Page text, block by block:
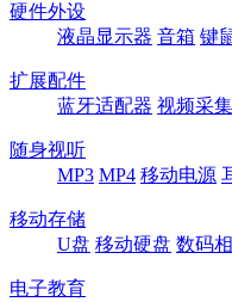
硬件外设
液晶显示器 音箱 键
扩展配件
蓝牙适配器 视频采
随身视听
MP3 MP4 移动电源
移动存储
U盘 移动硬盘 数码
电子教育